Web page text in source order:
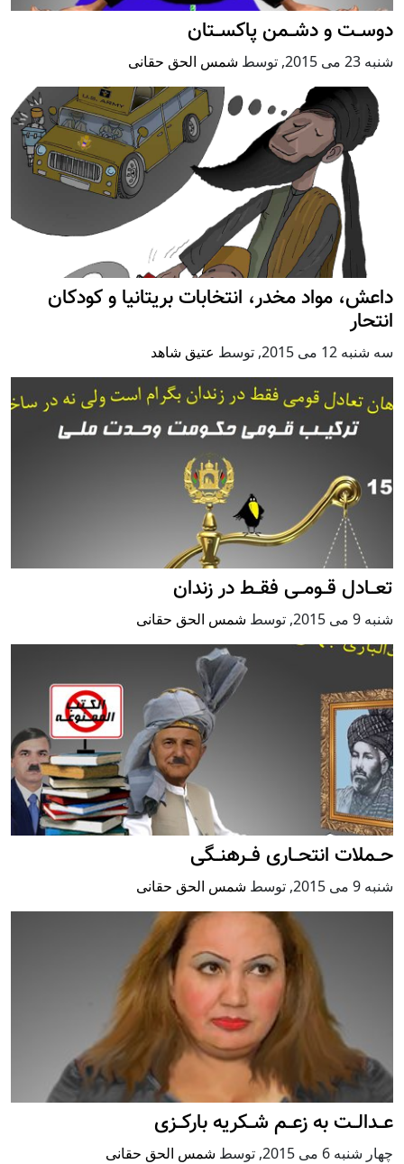
دوســت و دشــمن پاکســتان
شنبه 23 می 2015 , توسط شمس الحق حقانی
داعش، مواد مخدر، انتخابات بریتانیا و کودکان
انتحار
سه شنبه 12 می 2015 , توسط عتیق شاهد
تعــادل قــومــی فقــط در زندان
شنبه 9 می 2015 , توسط شمس الحق حقانی
حــملات انتحــاری فــرهنــگی
شنبه 9 می 2015 , توسط شمس الحق حقانی
عــدالــت به زعــم شــکریه بارکــزی
چهار شنبه 6 می 2015 , توسط شمس الحق حقانی